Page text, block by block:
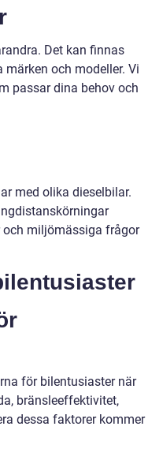
Det kan finnas
och modeller. Vi
passar dina behov och
med olika dieselbilar.
och miljömässiga frågor
för bilentusiaster när
bränsleeffektivitet,
dessa faktorer kommer